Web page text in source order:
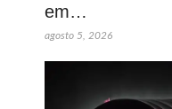
em…
agosto 5, 2026